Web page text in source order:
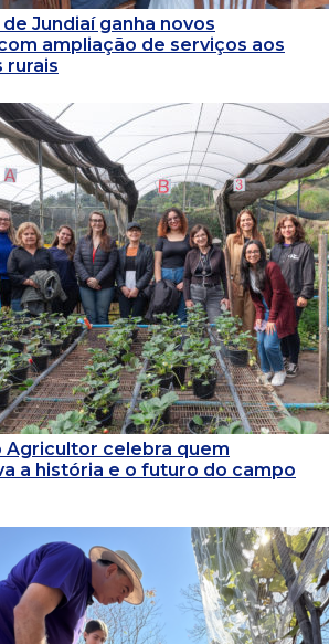
Jundiaí ganha novos
ampliação de serviços aos
rurais
Agricultor celebra quem
a história e o futuro do campo